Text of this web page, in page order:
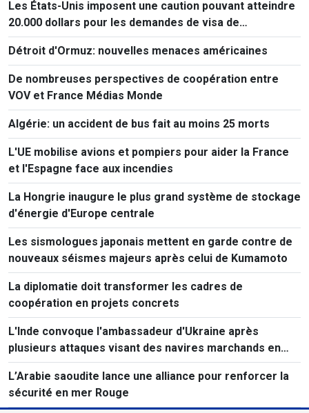
Les États-Unis imposent une caution pouvant atteindre
20.000 dollars pour les demandes de visa de
ressortissants de 50 pays
Détroit d'Ormuz: nouvelles menaces américaines
De nombreuses perspectives de coopération entre
VOV et France Médias Monde
Algérie: un accident de bus fait au moins 25 morts
L'UE mobilise avions et pompiers pour aider la France
et l'Espagne face aux incendies
La Hongrie inaugure le plus grand système de stockage
d'énergie d'Europe centrale
Les sismologues japonais mettent en garde contre de
nouveaux séismes majeurs après celui de Kumamoto
La diplomatie doit transformer les cadres de
coopération en projets concrets
L'Inde convoque l'ambassadeur d'Ukraine après
plusieurs attaques visant des navires marchands en
mer Noire.
L’Arabie saoudite lance une alliance pour renforcer la
sécurité en mer Rouge